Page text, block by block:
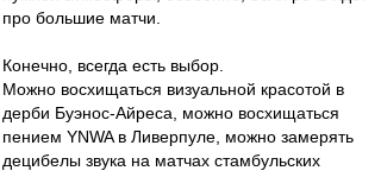
про большие матчи.
Конечно, всегда есть выбор.
Можно восхищаться визуальной красотой в
дерби Буэнос-Айреса, можно восхищаться
пением YNWA в Ливерпуле, можно замерять
децибелы звука на матчах стамбульских